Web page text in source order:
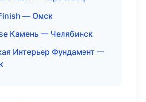
— Омск
Камень — Челябинск
Интерьер Фундамент —